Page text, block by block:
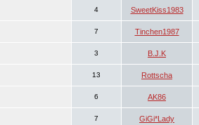
4 SweetKiss1983
7 Tinchen1987
3 B.J.K
13 Rottscha
6 AK86
7 GiGi*Lady